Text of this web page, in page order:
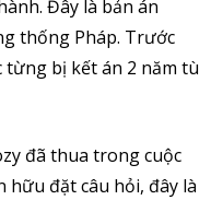
Đây là bản án
thống Pháp. Trước
từng bị kết án 2 năm tù
đã thua trong cuộc
hữu đặt câu hỏi, đây là